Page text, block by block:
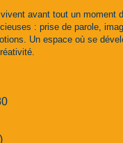
avant tout un moment
: prise de parole,
Un espace où se